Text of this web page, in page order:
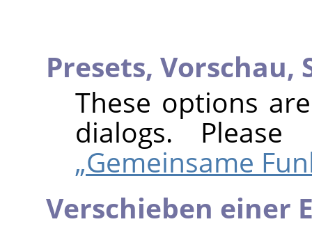
Presets, Vorschau,
These options
dialogs.
„Gemeinsame
Verschieben einer